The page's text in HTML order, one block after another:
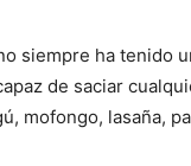
siempre ha tenido
de saciar
mofongo, lasaña,